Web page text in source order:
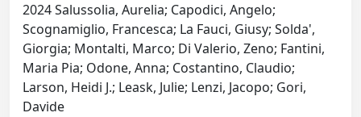
2024 Salussolia, Aurelia; Capodici, Angelo;
Scognamiglio, Francesca; La Fauci, Giusy; Solda',
Giorgia; Montalti, Marco; Di Valerio, Zeno; Fantini,
Maria Pia; Odone, Anna; Costantino, Claudio;
Larson, Heidi J.; Leask, Julie; Lenzi, Jacopo; Gori,
Davide